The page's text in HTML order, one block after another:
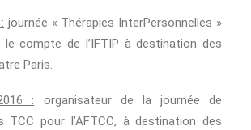
journée « Thérapies InterPersonnelles »
le compte de l’IFTIP à destination des
Paris.
: organisateur de la journée de
TCC pour l’AFTCC, à destination des